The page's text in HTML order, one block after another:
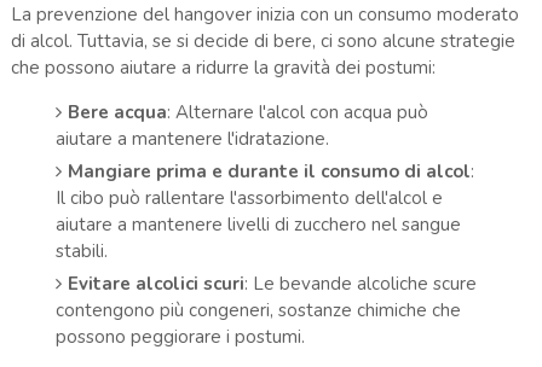
La prevenzione del hangover inizia con un consumo moderato
di alcol. Tuttavia, se si decide di bere, ci sono alcune strategie
che possono aiutare a ridurre la gravità dei postumi:
Bere acqua: Alternare l'alcol con acqua può
aiutare a mantenere l'idratazione.
Mangiare prima e durante il consumo di alcol:
Il cibo può rallentare l'assorbimento dell'alcol e
aiutare a mantenere livelli di zucchero nel sangue
stabili.
Evitare alcolici scuri: Le bevande alcoliche scure
contengono più congeneri, sostanze chimiche che
possono peggiorare i postumi.